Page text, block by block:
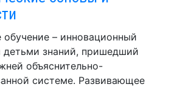
– инновационный
детьми знаний, пришедший
объяснительно-
системе. Развивающее